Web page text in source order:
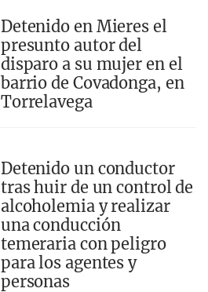
Detenido en Mieres el
presunto autor del
disparo a su mujer en el
barrio de Covadonga, en
Torrelavega
Detenido un conductor
tras huir de un control de
alcoholemia y realizar
una conducción
temeraria con peligro
para los agentes y
personas